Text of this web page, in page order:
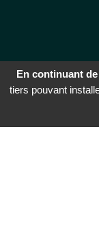
En continuant
tiers pouvant